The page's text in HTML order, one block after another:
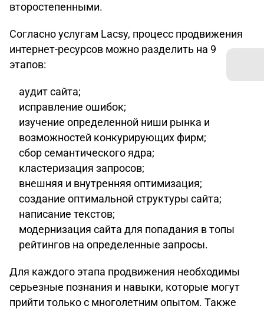
второстепенными.
Согласно услугам Lacsy, процесс продвижения
интернет-ресурсов можно разделить на 9
этапов:
аудит сайта;
исправление ошибок;
изучение определенной ниши рынка и
возможностей конкурирующих фирм;
сбор семантического ядра;
кластеризация запросов;
внешняя и внутренняя оптимизация;
создание оптимальной структуры сайта;
написание текстов;
модернизация сайта для попадания в топы
рейтингов на определенные запросы.
Для каждого этапа продвижения необходимы
серьезные познания и навыки, которые могут
прийти только с многолетним опытом. Также